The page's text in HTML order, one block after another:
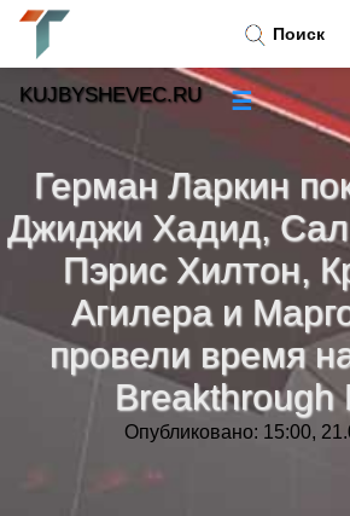
Герман Ларкин
Джиджи Хадид,
Пэрис Хилтон,
Агилера и
провели время
Breakthrough
Опубликовано: 15:00,
Поиск
KUJBYSHEVEC.RU ☰
Тренды новостей»
Рубрики»
Правила
»